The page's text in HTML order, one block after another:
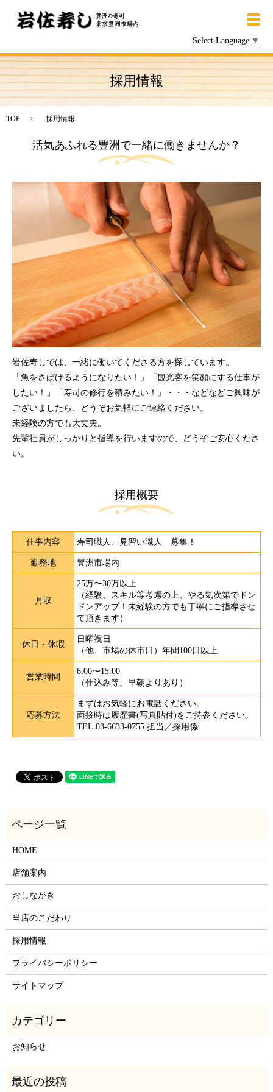
Select Language ▼
メ
採用情報
TOP 採用情報
活気あふれる豊洲で一緒に働きませんか？
岩佐寿しでは、一緒に働いてくださる方を探しています。
「魚をさばけるようになりたい！」「観光客を笑顔にする仕事が
したい！」「寿司の修行を積みたい！」・・・などなどご興味が
ございましたら、どうぞお気軽にご連絡ください。
未経験の方でも大丈夫。
先輩社員がしっかりと指導を行いますので、どうぞご安心くださ
い。
採用概要
仕事内容 寿司職人、見習い職人 募集！
勤務地 豊洲市場内
月収
25万〜30万以上
（経験、スキル等考慮の上、やる気次第でドン
ドンアップ！未経験の方でも丁寧にご指導させ
て頂きます）
休日・休暇
日曜祝日
（他、市場の休市日）年間100日以上
営業時間
6:00〜15:00
（仕込み等、早朝よりあり）
応募方法
まずはお気軽にお電話ください。
面接時は履歴書(写真貼付)をご持参ください。
TEL.03-6633-0755 担当／採用係
HOME
店舗案内
おしながき
当店のこだわり
採用情報
プライバシーポリシー
サイトマップ
お知らせ